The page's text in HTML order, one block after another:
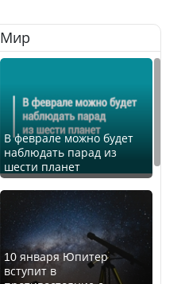
Мир
В феврале можно будет
наблюдать парад из
шести планет
10 января Юпитер
вступит в